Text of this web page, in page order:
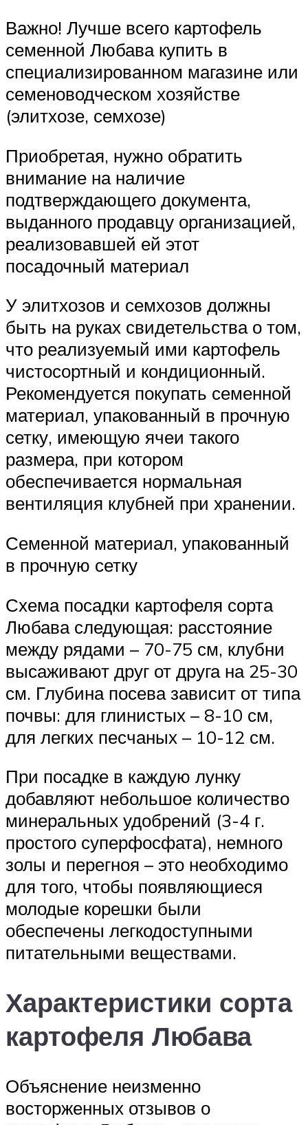
Важно! Лучше всего картофель
семенной Любава купить в
специализированном магазине или
семеноводческом хозяйстве
(элитхозе, семхозе)
Приобретая, нужно обратить
внимание на наличие
подтверждающего документа,
выданного продавцу организацией,
реализовавшей ей этот
посадочный материал
У элитхозов и семхозов должны
быть на руках свидетельства о том,
что реализуемый ими картофель
чистосортный и кондиционный.
Рекомендуется покупать семенной
материал, упакованный в прочную
сетку, имеющую ячеи такого
размера, при котором
обеспечивается нормальная
вентиляция клубней при хранении.
Семенной материал, упакованный
в прочную сетку
Схема посадки картофеля сорта
Любава следующая: расстояние
между рядами – 70-75 см, клубни
высаживают друг от друга на 25-30
см. Глубина посева зависит от типа
почвы: для глинистых – 8-10 см,
для легких песчаных – 10-12 см.
При посадке в каждую лунку
добавляют небольшое количество
минеральных удобрений (3-4 г.
простого суперфосфата), немного
золы и перегноя – это необходимо
для того, чтобы появляющиеся
молодые корешки были
обеспечены легкодоступными
питательными веществами.
Характеристики сорта
картофеля Любава
Объяснение неизменно
восторженных отзывов о